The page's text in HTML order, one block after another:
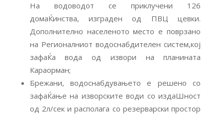
На водоводот се приклучени 126
домаЌинства, изграден од ПВЦ цевки.
Дополнително населеното место е поврзано
на Регионалниот водоснабдителен систем,кој
зафаЌа вода од извори на планината
Караорман;
Брежани, водоснабдувањето е решено со
зафаЌање на изворските води со издаШност
од 2л/сек и располага со резерварски простор